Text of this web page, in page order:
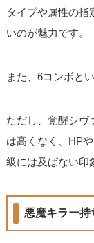
タイプや属性の指
いのが魅力です。
また、6コンボと
ただし、覚醒シヴ
は高くなく、HP
級には及ばない印
悪魔キラー持